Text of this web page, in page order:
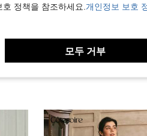
정책을 참조하세요. 개인정보 보호
모두 거부